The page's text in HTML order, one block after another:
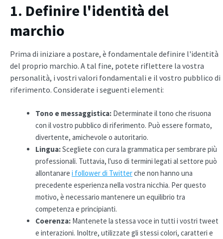
1. Definire l'identità del
marchio
Prima di iniziare a postare, è fondamentale definire l'identità
del proprio marchio. A tal fine, potete riflettere la vostra
personalità, i vostri valori fondamentali e il vostro pubblico di
riferimento. Considerate i seguenti elementi:
Tono e messaggistica: Determinate il tono che risuona
con il vostro pubblico di riferimento. Può essere formato,
divertente, amichevole o autoritario.
Lingua:Scegliete con cura la grammatica per sembrare più
professionali. Tuttavia, l'uso di termini legati al settore può
allontanare i follower di Twitterche non hanno una
precedente esperienza nella vostra nicchia. Per questo
motivo, è necessario mantenere un equilibrio tra
competenza e principianti.
Coerenza: Mantenete la stessa voce in tutti i vostri tweet
e interazioni. Inoltre, utilizzate gli stessi colori, caratteri e